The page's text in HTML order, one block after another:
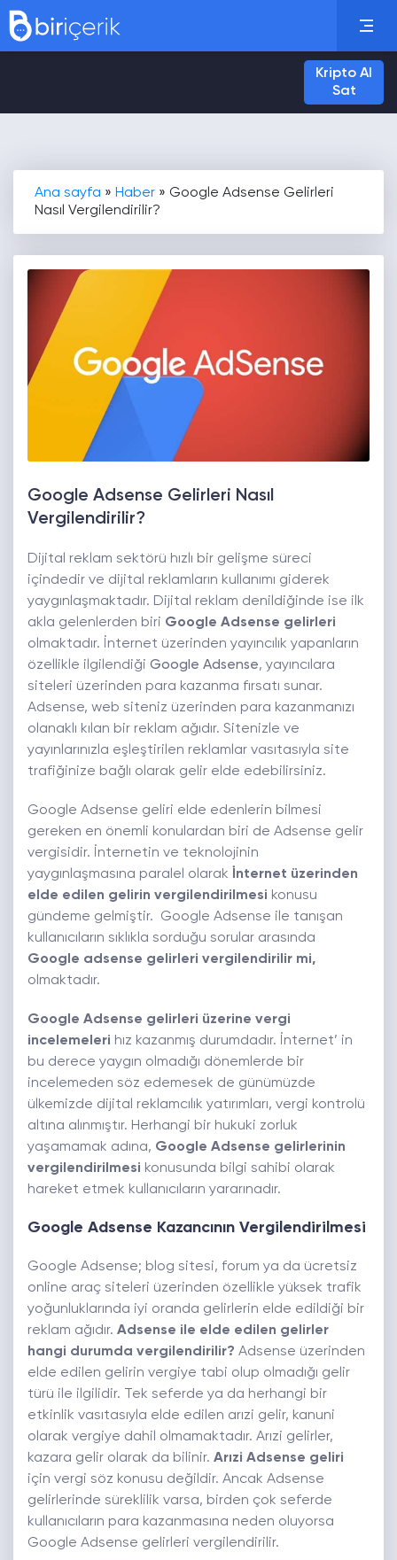
Kripto Al
Sat
Ana sayfa » Haber » Google Adsense Gelirleri
Nasıl Vergilendirilir?
Google Adsense Gelirleri Nasıl
Vergilendirilir?
Dijital reklam sektörü hızlı bir gelişme süreci
içindedir ve dijital reklamların kullanımı giderek
yaygınlaşmaktadır. Dijital reklam denildiğinde ise ilk
akla gelenlerden biri Google Adsense gelirleri
olmaktadır. İnternet üzerinden yayıncılık yapanların
özellikle ilgilendiği Google Adsense, yayıncılara
siteleri üzerinden para kazanma fırsatı sunar.
Adsense, web siteniz üzerinden para kazanmanızı
olanaklı kılan bir reklam ağıdır. Sitenizle ve
yayınlarınızla eşleştirilen reklamlar vasıtasıyla site
trafiğinize bağlı olarak gelir elde edebilirsiniz.
Google Adsense geliri elde edenlerin bilmesi
gereken en önemli konulardan biri de Adsense gelir
vergisidir. İnternetin ve teknolojinin
yaygınlaşmasına paralel olarak İnternet üzerinden
elde edilen gelirin vergilendirilmesi konusu
gündeme gelmiştir. Google Adsense ile tanışan
kullanıcıların sıklıkla sorduğu sorular arasında
Google adsense gelirleri vergilendirilir mi,
olmaktadır.
Google Adsense gelirleri üzerine vergi
incelemeleri hız kazanmış durumdadır. İnternet’ in
bu derece yaygın olmadığı dönemlerde bir
incelemeden söz edemesek de günümüzde
ülkemizde dijital reklamcılık yatırımları, vergi kontrolü
altına alınmıştır. Herhangi bir hukuki zorluk
yaşamamak adına, Google Adsense gelirlerinin
vergilendirilmesi konusunda bilgi sahibi olarak
hareket etmek kullanıcıların yararınadır.
Google Adsense Kazancının Vergilendirilmesi
Google Adsense; blog sitesi, forum ya da ücretsiz
online araç siteleri üzerinden özellikle yüksek trafik
yoğunluklarında iyi oranda gelirlerin elde edildiği bir
reklam ağıdır. Adsense ile elde edilen gelirler
hangi durumda vergilendirilir? Adsense üzerinden
elde edilen gelirin vergiye tabi olup olmadığı gelir
türü ile ilgilidir. Tek seferde ya da herhangi bir
etkinlik vasıtasıyla elde edilen arızi gelir, kanuni
olarak vergiye dahil olmamaktadır. Arızi gelirler,
kazara gelir olarak da bilinir. Arızi Adsense geliri
için vergi söz konusu değildir. Ancak Adsense
gelirlerinde süreklilik varsa, birden çok seferde
kullanıcıların para kazanmasına neden oluyorsa
Google Adsense gelirleri vergilendirilir.